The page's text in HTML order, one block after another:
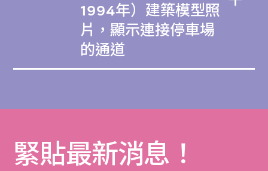
1994年）建築模型照
片，顯示連接停車場
的通道
緊貼最新消息！